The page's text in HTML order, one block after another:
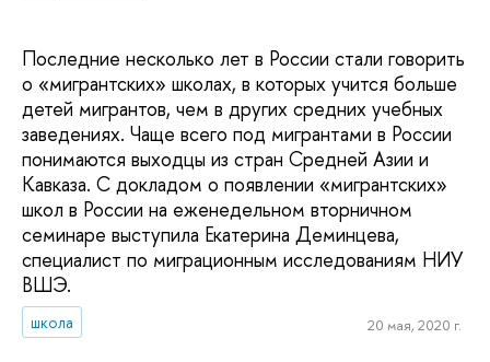
Последние несколько лет в России стали говорить
о «мигрантских» школах, в которых учится больше
детей мигрантов, чем в других средних учебных
заведениях. Чаще всего под мигрантами в России
понимаются выходцы из стран Средней Азии и
Кавказа. С докладом о появлении «мигрантских»
школ в России на еженедельном вторничном
семинаре выступила Екатерина Деминцева,
специалист по миграционным исследованиям НИУ
ВШЭ.
школа 20 мая, 2020 г.